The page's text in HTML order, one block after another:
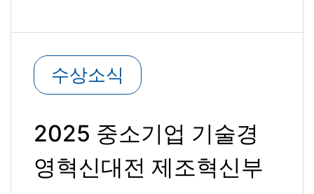
수상소식
2025 중소기업 기술경
영혁신대전 제조혁신부